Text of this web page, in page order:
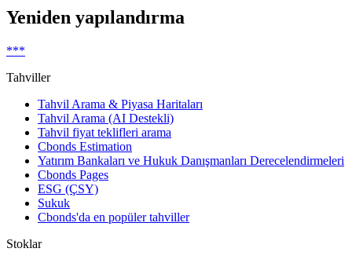
Yeniden yapılandırma
***
Tahviller
Tahvil Arama & Piyasa Haritaları
Tahvil Arama (AI Destekli)
Tahvil fiyat teklifleri arama
Cbonds Estimation
Yatırım Bankaları ve Hukuk Danışmanları Derecelendirmeleri
Cbonds Pages
ESG (ÇSY)
Sukuk
Cbonds'da en popüler tahviller
Stoklar